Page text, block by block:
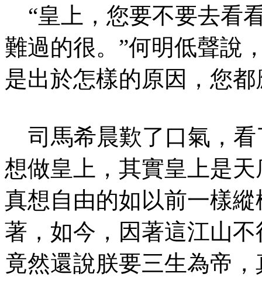
“皇上，您要不要去看
難過的很。”何明低聲說
是出於怎樣的原因，您
司馬希晨歎了口氣，看
想做皇上，其實皇上是
真想自由的如以前一樣
著，如今，因著這江山
竟然還說朕要三生為帝